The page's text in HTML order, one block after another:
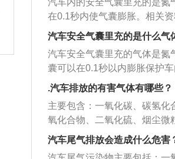
一种复杂的光化学反应，生成
生的光化学烟雾，4天中死亡人
同期约多4000，45岁以上的死
约为平时的3倍；1岁以下的约
倍。事件发生的一周中，因支
冠心病、肺结核和心脏衰弱者
为事件前一周同类死亡人数的
倍、5.5倍和2.8倍。
条件，则由驱动电路向气囊组
体发生器送去起动信号。气体
到信号后引燃气体发生剂，产
体，经过滤并冷却后进入气囊
在极短的时间内突破衬垫迅速
及时泄漏、收缩，吸收冲击能
有效地保护人体头部和胸部，
伤害或减轻伤害程度。
O、NOx、HC和铅尘的污染效
用“甲醇燃料”，即采用甲醇和
汽油混合所制成的燃料。当甲
0%到40％，汽车尾气排出的
本上消除。
生深远影响。尾气中的二氧化
致“酸雨”的发生，造成土壤和
影响农作物和森林的生长。
粒、一氧化碳、二氧化碳、碳
物、氮氧化合物、铅及硫氧化
汽车尾气的危害：尾气在直接
健康的同时，还会对人类生活
生深远影响。尾气中的二氧化
致“酸雨”的发生，造成土壤和
影响农作物和森林的生长。
汽车内的安全气囊里充的是氮
在0.1秒内使气囊膨胀。相关资
1、安全气囊中有固体的叠氮化
3，受到剧烈撞击时迅速分解
气。2、安全气囊系统是一种被
(见汽车安全性能)的保护系统，
安全带配合使用，可以为乘员
的防撞保护。在汽车相撞时，
气囊可使头部受伤率减少25%
要由传感器、微处理器、气体
汽车安全气囊里充的是什么气
汽车安全气囊里充的气体是氮
囊可以在0.1秒以内膨胀保护车
以下是关于汽车安全气囊的更
1、汽车的安全气囊是汽车被
护系统，一般和汽车的安全带
使用，为车内乘客提供有效的
护，根据测试显示汽车在发生
时，采用安全气囊可以减少头
.汽车排放的有害气体有哪些？
主要包含：一氧化碳、碳氢化
氧化合物、二氧化硫、烟尘微
气。烟尘微粒中包含某些重金
物、铅化合物、黑烟及油雾。
汽车尾气排放会造成什么危害